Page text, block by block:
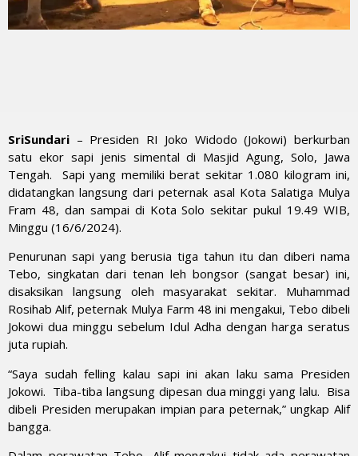
SriSundari – Presiden RI Joko Widodo (Jokowi) berkurban
satu ekor sapi jenis simental di Masjid Agung, Solo, Jawa
Tengah. Sapi yang memiliki berat sekitar 1.080 kilogram ini,
didatangkan langsung dari peternak asal Kota Salatiga Mulya
Fram 48, dan sampai di Kota Solo sekitar pukul 19.49 WIB,
Minggu (16/6/2024).
Penurunan sapi yang berusia tiga tahun itu dan diberi nama
Tebo, singkatan dari tenan leh bongsor (sangat besar) ini,
disaksikan langsung oleh masyarakat sekitar. Muhammad
Rosihab Alif, peternak Mulya Farm 48 ini mengakui, Tebo dibeli
Jokowi dua minggu sebelum Idul Adha dengan harga seratus
juta rupiah.
“Saya sudah felling kalau sapi ini akan laku sama Presiden
Jokowi. Tiba-tiba langsung dipesan dua minggi yang lalu. Bisa
dibeli Presiden merupakan impian para peternak,” ungkap Alif
bangga.